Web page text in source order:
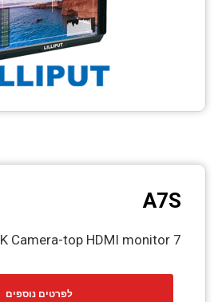
A7S
7 inch 4K Camera-top HDMI monitor
לפרטים נוספים